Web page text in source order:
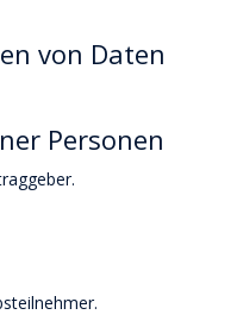
von Daten
Personen